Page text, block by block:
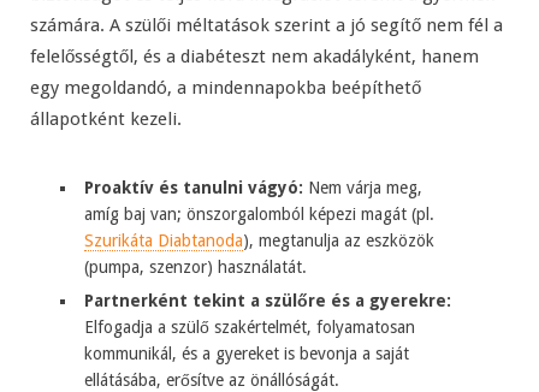
számára. A szülői méltatások szerint a jó segítő nem fél a
felelősségtől, és a diabéteszt nem akadályként, hanem
egy megoldandó, a mindennapokba beépíthető
állapotként kezeli.
Proaktív és tanulni vágyó: Nem várja meg,
amíg baj van; önszorgalomból képezi magát (pl.
Szurikáta Diabtanoda), megtanulja az eszközök
(pumpa, szenzor) használatát.
Partnerként tekint a szülőre és a gyerekre:
Elfogadja a szülő szakértelmét, folyamatosan
kommunikál, és a gyereket is bevonja a saját
ellátásába, erősítve az önállóságát.